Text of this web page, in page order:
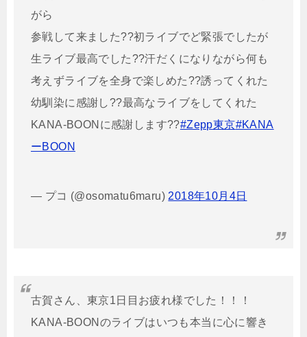
がら
参戦して来ました??初ライブでど緊張でしたが
生ライブ最高でした??汗だくになりながら何も
考えずライブを全身で楽しめた??誘ってくれた
幼馴染に感謝し??最高なライブをしてくれた
KANA-BOONに感謝します??#Zepp東京#KANA
ーBOON
— プコ (@osomatu6maru) 2018年10月4日
古賀さん、東京1日目お疲れ様でした！！！
KANA-BOONのライブはいつも本当に心に響き